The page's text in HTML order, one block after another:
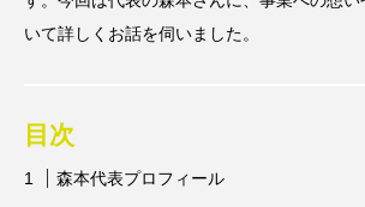
いて詳しくお話を伺いました。
目次
森本代表プロフィール